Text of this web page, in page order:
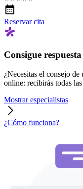
Reservar cita
Consigue
¿Necesitas el consejo de
online: recibirás todas
Mostrar especialistas
¿Cómo funciona?